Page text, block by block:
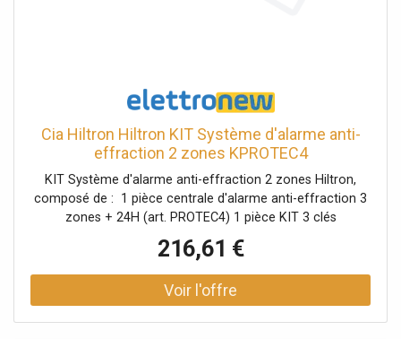
Cia Hiltron Hiltron KIT Système d'alarme anti-
effraction 2 zones KPROTEC4
KIT Système d'alarme anti-effraction 2 zones Hiltron,
composé de : 1 pièce centrale d'alarme anti-effraction 3
zones + 24H (art. PROTEC4) 1 pièce KIT 3 clés
électroniques (art. SK103) 2 pièces de détecteurs
infrarouges passifs (art. IR10) 1 pièce sirène
autoalimentée pour l'extérieur (art.SA310)
216,61 €